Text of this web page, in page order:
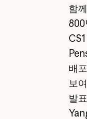
함
800
배
보
발